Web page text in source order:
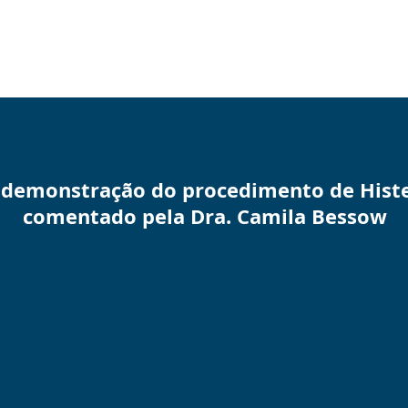
do procedimento de
comentado pela Dra. Camila Bessow